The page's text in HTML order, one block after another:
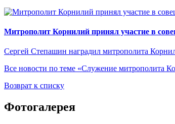
Митрополит Корнилий принял участие в
Сергей Степашин наградил митрополита
Все новости по теме «Служение митрополита
Возврат к списку
Фотогалерея